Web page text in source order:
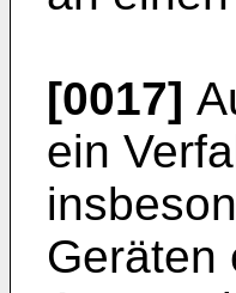
[0017]
ein
Geräten